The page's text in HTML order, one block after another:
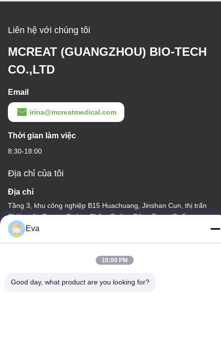
Liên hệ với chúng tôi
MCREAT (GUANGZHOU) BIO-TECH
CO.,LTD
Email
irina@mcreatmedical.com
Thời gian làm việc
8:30-18:00
Địa chỉ của tôi
Địa chỉ
Tầng 3, khu công nghiệp B15 Huachuang, Jinshan Cun, thị trấn
Shiji, quận Panyu, Quảng Châu, Quảng Đông Trung Quốc
Điện thoại
Eva
10:00 PM
Good day, what product are you looking for?